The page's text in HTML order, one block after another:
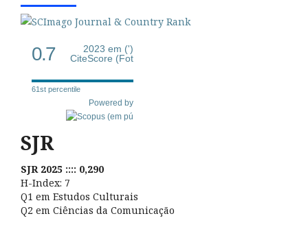
0.7
2023 em (')
CiteScore (Fot
61st percentile
Powered by
SJR
SJR 2025 :::: 0,290
H-Index: 7
Q1 em Estudos Culturais
Q2 em Ciências da Comunicação